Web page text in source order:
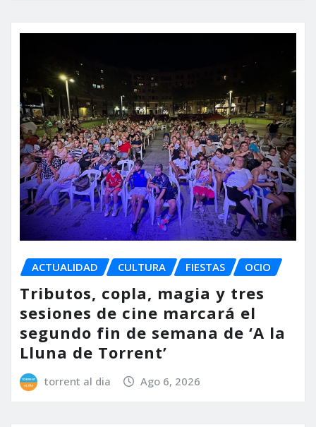
ACTUALIDAD CULTURA FIESTAS OCIO
Tributos, copla, magia y tres
sesiones de cine marcará el
segundo fin de semana de ‘A la
Lluna de Torrent’
torrent al dia Ago 6, 2026